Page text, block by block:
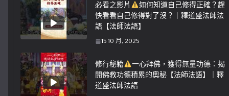
必看之影片
如何知道自己修得正確？趕
快看看自己修得對了沒？｜釋道盛法師法
語【法師法語】
15 10 月, 2025
修行秘籍
一心拜佛，獲得無量功德：揭
開佛教功德積累的奧秘【法師法語】｜釋
道盛法師法語